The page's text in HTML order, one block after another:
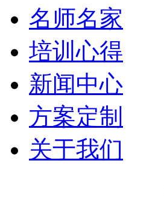
名师名家
培训心得
新闻中心
方案定制
关于我们